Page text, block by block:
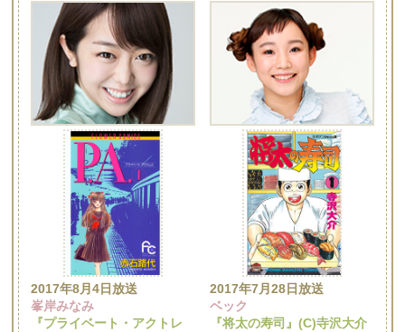
2017年8月4日放送
峯岸みなみ
『プライベート・アクトレ
2017年7月28日放送
ベック
『将太の寿司』(C)寺沢大介